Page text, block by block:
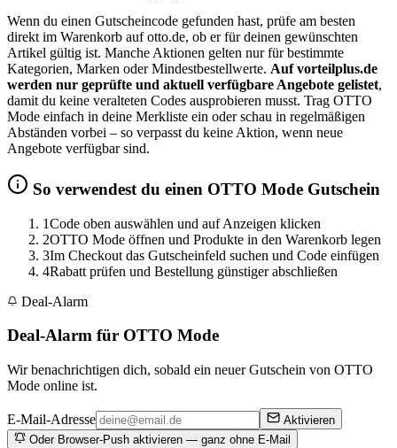
Wenn du einen Gutscheincode gefunden hast, prüfe am besten
direkt im Warenkorb auf otto.de, ob er für deinen gewünschten
Artikel gültig ist. Manche Aktionen gelten nur für bestimmte
Kategorien, Marken oder Mindestbestellwerte. Auf vorteilplus.de
werden nur geprüfte und aktuell verfügbare Angebote gelistet,
damit du keine veralteten Codes ausprobieren musst. Trag OTTO
Mode einfach in deine Merkliste ein oder schau in regelmäßigen
Abständen vorbei – so verpasst du keine Aktion, wenn neue
Angebote verfügbar sind.
So verwendest du einen OTTO Mode Gutschein
1Code oben auswählen und auf Anzeigen klicken
2OTTO Mode öffnen und Produkte in den Warenkorb legen
3Im Checkout das Gutscheinfeld suchen und Code einfügen
4Rabatt prüfen und Bestellung günstiger abschließen
Deal-Alarm
Deal-Alarm für OTTO Mode
Wir benachrichtigen dich, sobald ein neuer Gutschein von OTTO
Mode online ist.
E-Mail-Adresse
Aktivieren
Oder Browser-Push aktivieren — ganz ohne E-Mail